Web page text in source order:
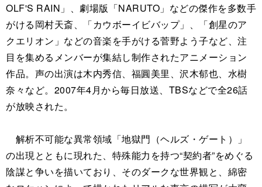
OLF'S RAIN」、劇場版「NARUTO」などの傑作を多数手
がける岡村天斎、「カウボーイビバップ」、「創星のア
クエリオン」などの音楽を手がける菅野よう子など、注
目を集めるメンバーが集結し制作されたアニメーション
作品。声の出演は木内秀信、福圓美里、沢木郁也、水樹
奈々など。2007年4月から毎日放送、TBSなどで全26話
が放映された。
解析不可能な異常領域「地獄門（ヘルズ・ゲート）」
の出現とともに現れた、特殊能力を持つ“契約者”をめぐる
陰謀と争いを描いており、そのダークな世界観と、綿密